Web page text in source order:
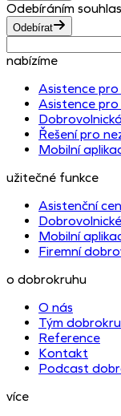
Odebíráním
Odebírat
nabízíme
Asistence
Asistence
Řešení pro
Mobilní
užitečné funkce
Asistenční
Mobilní
Firemní
o dobrokruhu
O nás
Tým
Reference
Kontakt
Podcast
více